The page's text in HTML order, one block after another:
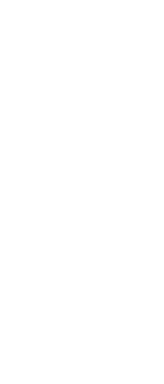
conduit en
le Tarn